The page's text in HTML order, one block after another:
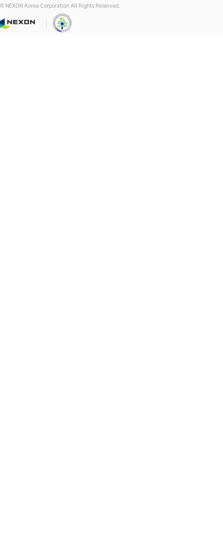
© NEXON Korea Corporation All Rights Reserved.